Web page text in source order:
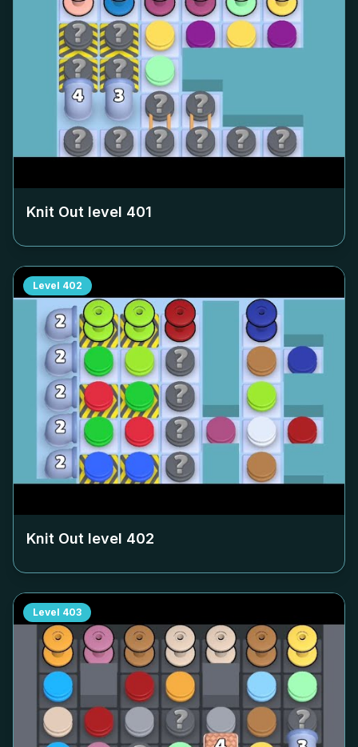
Knit Out level 401
Level 402
Knit Out level 402
Level 403